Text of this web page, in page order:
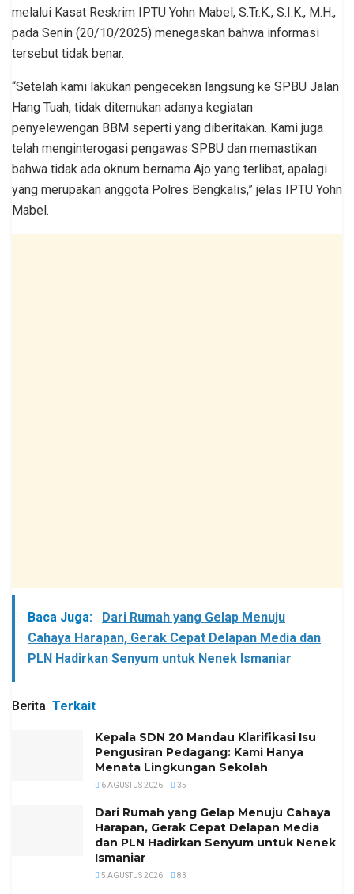
melalui Kasat Reskrim IPTU Yohn Mabel, S.Tr.K., S.I.K., M.H.,
pada Senin (20/10/2025) menegaskan bahwa informasi
tersebut tidak benar.
“Setelah kami lakukan pengecekan langsung ke SPBU Jalan
Hang Tuah, tidak ditemukan adanya kegiatan
penyelewengan BBM seperti yang diberitakan. Kami juga
telah menginterogasi pengawas SPBU dan memastikan
bahwa tidak ada oknum bernama Ajo yang terlibat, apalagi
yang merupakan anggota Polres Bengkalis,” jelas IPTU Yohn
Mabel.
Baca Juga:
Dari Rumah yang Gelap Menuju
Cahaya Harapan, Gerak Cepat Delapan Media dan
PLN Hadirkan Senyum untuk Nenek Ismaniar
Berita Terkait
Kepala SDN 20 Mandau Klarifikasi Isu
Pengusiran Pedagang: Kami Hanya
Menata Lingkungan Sekolah
6 AGUSTUS 2026 35
Dari Rumah yang Gelap Menuju Cahaya
Harapan, Gerak Cepat Delapan Media
dan PLN Hadirkan Senyum untuk Nenek
Ismaniar
5 AGUSTUS 2026 83